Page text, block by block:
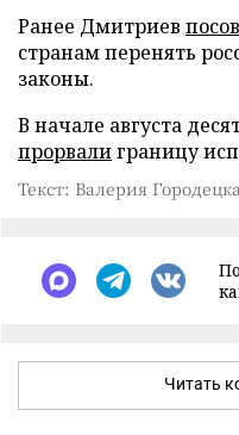
Ранее Дмитриев
странам перенять
законы.
В начале августа
прорвалиграницу
Текст: Валерия
Читать